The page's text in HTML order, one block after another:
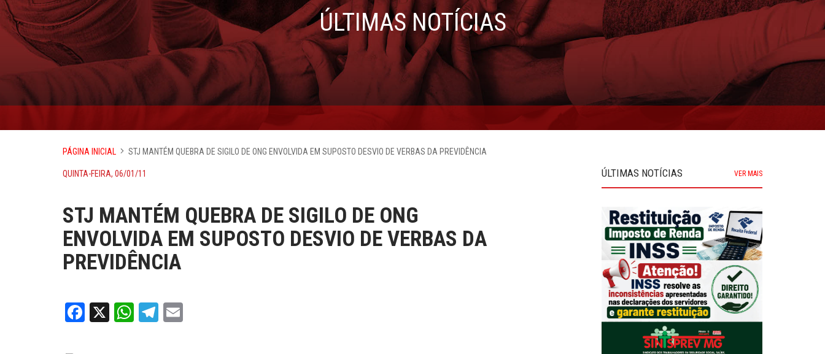
ÚLTIMAS NOTÍCIAS
PÁGINA INICIAL STJ MANTÉM QUEBRA DE SIGILO DE ONG ENVOLVIDA EM SUPOSTO DESVIO DE VERBAS DA PREVIDÊNCIA
QUINTA-FEIRA, 06/01/11
STJ MANTÉM QUEBRA DE SIGILO DE ONG
ENVOLVIDA EM SUPOSTO DESVIO DE VERBAS DA
PREVIDÊNCIA
Facebook
X WhatsApp
Telegram
ÚLTIMAS NOTÍCIAS VER MAIS